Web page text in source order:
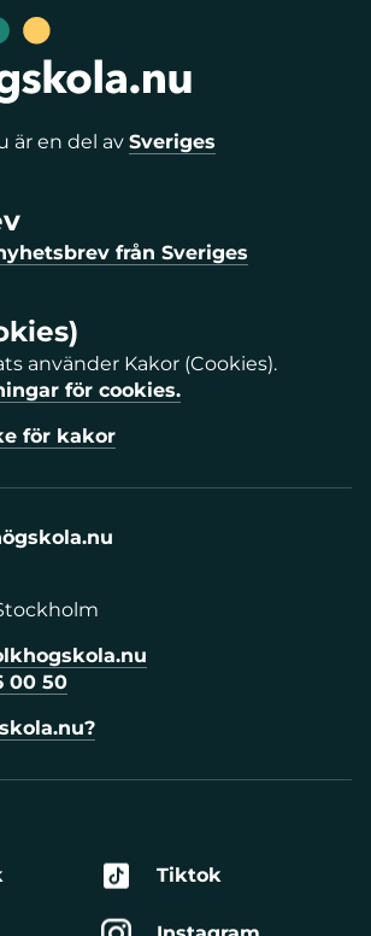
är en del av Sveriges
från Sveriges
använder Kakor (Cookies).
för cookies.
för kakor
00 50
Tiktok